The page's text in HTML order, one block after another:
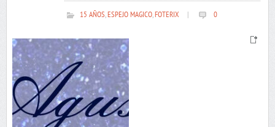
15 AÑOS,ESPEJO MAGICO,FOTERIX 0